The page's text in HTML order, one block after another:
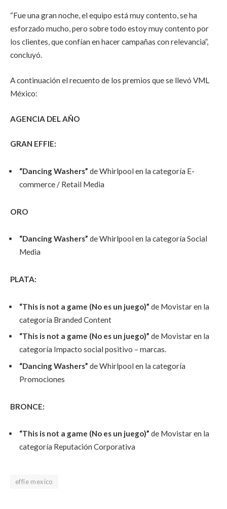
“Fue una gran noche, el equipo está muy contento, se ha
esforzado mucho, pero sobre todo estoy muy contento por
los clientes, que confían en hacer campañas con relevancia”,
concluyó.
A continuación el recuento de los premios que se llevó VML
México:
AGENCIA DEL AÑO
GRAN EFFIE:
“Dancing Washers” de Whirlpool en la categoría E-
commerce / Retail Media
ORO
“Dancing Washers” de Whirlpool en la categoría Social
Media
PLATA:
“This is not a game (No es un juego)” de Movistar en la
categoría Branded Content
“This is not a game (No es un juego)” de Movistar en la
categoría Impacto social positivo – marcas.
“Dancing Washers” de Whirlpool en la categoría
Promociones
BRONCE:
“This is not a game (No es un juego)” de Movistar en la
categoría Reputación Corporativa
effie mexico